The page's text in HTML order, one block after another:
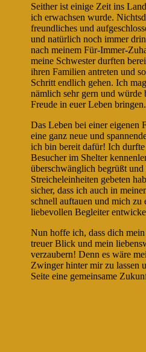
Seither ist einige Zeit ins
ich erwachsen wurde.
freundliches und
und natürlich noch immer
nach meinem Für-Immer-
meine Schwester durften
ihren Familien antreten und
Schritt endlich gehen. Ich
nämlich sehr gern und würde
Freude in euer Leben bringen.
Das Leben bei einer eigenen
eine ganz neue und
ich bin bereit dafür! Ich
Besucher im Shelter
überschwänglich begrüßt
Streicheleinheiten gebeten
sicher, dass ich auch in
schnell auftauen und mich zu
liebevollen Begleiter
Nun hoffe ich, dass dich
treuer Blick und mein
verzaubern! Denn es wäre
Zwinger hinter mir zu lassen
Seite eine gemeinsame